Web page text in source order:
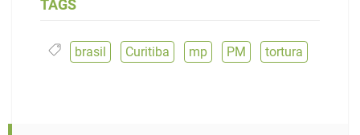
TAGS
brasil Curitiba mp PM tortura